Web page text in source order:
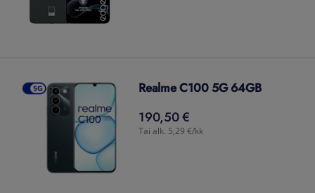
Realme C100 5G 64GB
190,50 €
190,50€
Tai alk. 5,29 €/kk